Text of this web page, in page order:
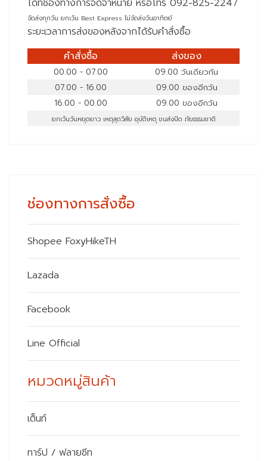
ได้ที่ช่องทางการจัดจำหน่าย หรือโทร 092-825-2247
จัดส่งทุกวัน ยกเว้น Best Express ไม่จัดส่งวันอาทิตย์
ระยะเวลาการส่งของหลังจากได้รับคำสั่งซื้อ
คำสั่งซื้อ
ส่งของ
00.00 - 07.00
09.00 วันเดียวกัน
07.00 - 16.00
09.00 ของอีกวัน
16.00 - 00.00
09.00 ของอีกวัน
ยกเว้นวันหยุดยาว เหตุสุดวิสัย อุบัติเหตุ ขนส่งปิด ภัยธรรมชาติ
ช่องทางการสั่งซื้อ
Shopee FoxyHikeTH
Lazada
Facebook
Line Official
หมวดหมู่สินค้า
เต็นท์
ทาร์ป / ฟลายชีท